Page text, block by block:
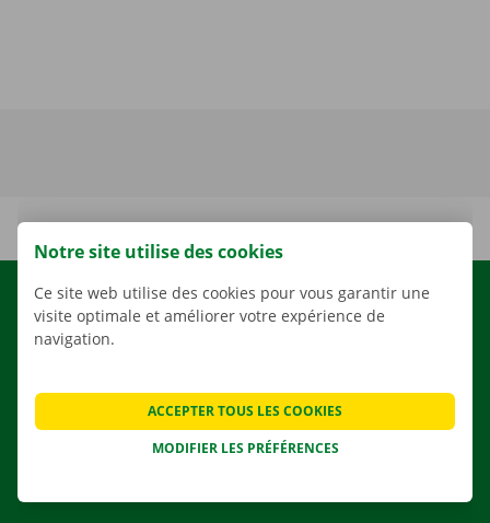
LOCATION
AGENCES
APPLI
Notre site utilise des cookies
Ce site web utilise des cookies pour vous garantir une
visite optimale et améliorer votre expérience de
navigation.
MODIFIER LES PRÉFÉRENCES
ACCEPTER TOUS LES COOKIES